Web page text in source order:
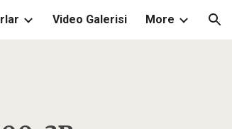
Video Galerisi More